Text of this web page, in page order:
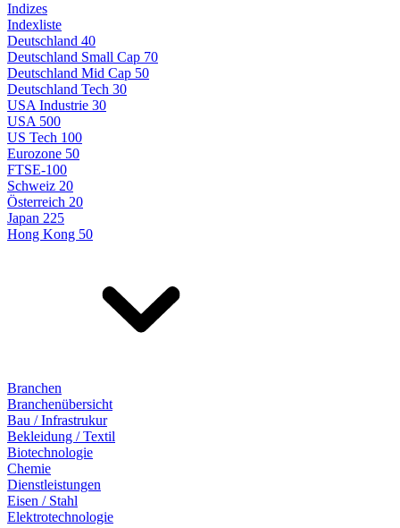
Indizes
Indexliste
Deutschland 40
Deutschland Small Cap 70
Deutschland Mid Cap 50
Deutschland Tech 30
USA Industrie 30
USA 500
US Tech 100
Eurozone 50
FTSE-100
Schweiz 20
Österreich 20
Japan 225
Hong Kong 50
Branchen
Branchenübersicht
Bau / Infrastrukur
Bekleidung / Textil
Biotechnologie
Chemie
Dienstleistungen
Eisen / Stahl
Elektrotechnologie